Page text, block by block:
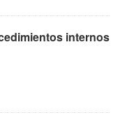
internos